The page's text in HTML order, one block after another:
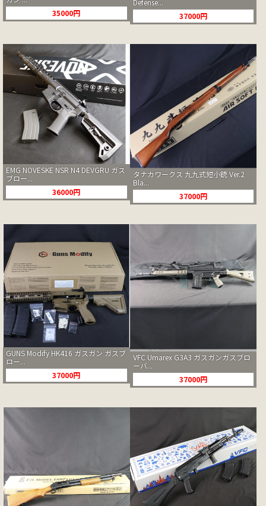
35000円
Defense...
37000円
EMG NOVESKE NSR N4 DEVGRU ガス
ブロー...
36000円
タナカワークス 九九式短小銃 Ver.2
Bla...
37000円
GUNS Modify HK416 ガスガン ガスブ
ロー...
37000円
VFC Umarex G3A3 ガスガンガスブロ
ーバ...
37000円